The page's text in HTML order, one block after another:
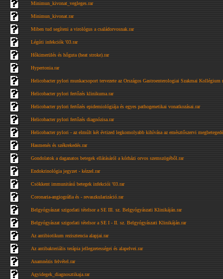
Minimun_kivonat_vegleges.rar
Minimun_kivonat.rar
Miben tud segíteni a virológus a családorvosnak.rar
Légúti infekciók '03.rar
Hőkimerülés és hőguta (heat stroke).rar
Hypertonia.rar
Helicobacter pylori munkacsoport tervezete az Országos Gastroenterologiai Szakmai Kollégium
Helicobacter pylori fertőzés klinikuma.rar
Helicobacter pylori fertőzés epidemiológiája és egyes pathogenetikai vonatkozásai.rar
Helicobacter pylori fertőzés diagnózisa.rar
Helicobacter pylori - az elmúlt két évtized legkomolyabb kihívása az emésztőszervi
Hasmenés és székrekedés.rar
Gondolatok a daganatos betegek ellátásáról a kórházi orvos szemszögéből.rar
Endokrinológia jegyzet - kézzel.rar
Csökkent immunitású betegek infekciói '03.rar
Coronaria-angiográfia és - revaszkularizáció.rar
Belgyógyászat szigorlati tételsor a SE III. sz. Belgyógyászati Klinikáján.rar
Belgyógyászat szigorlati tételsor a SE I - II. sz. Belgyógyászati Klinikáján.rar
Az antibiotikum rezisztencia alapjai.rar
Az antibakteriális terápia jellegzetességei és alapelvei.rar
Anamnézis felvétel.rar
Agyidegek_diagnosztikaja.rar